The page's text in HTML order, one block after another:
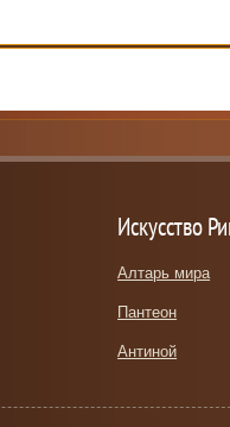
Искусство
Алтарь мира
Пантеон
Антиной